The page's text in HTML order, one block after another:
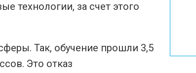
технологии, за счет этого
Так, обучение прошли 3,5
Это отказ